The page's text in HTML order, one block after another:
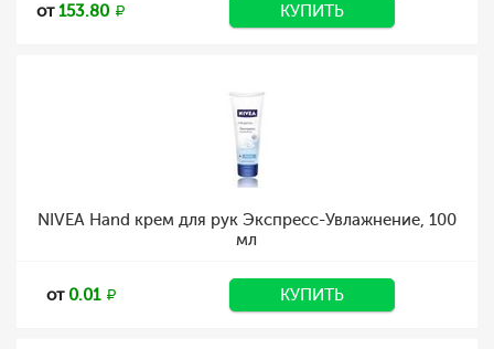
от153.80 КУПИТЬ
NIVEA Hand крем для рук Экспресс-Увлажнение, 100
мл
от 0.01 КУПИТЬ